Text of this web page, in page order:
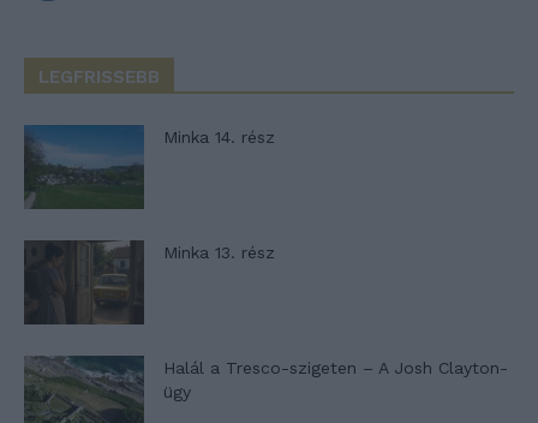
LEGFRISSEBB
Minka 14. rész
Minka 13. rész
Halál a Tresco-szigeten – A Josh Clayton-
ügy